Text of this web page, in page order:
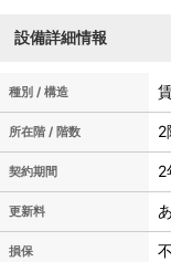
設備詳細情報
種別 / 構造
所在階 / 階数 2
契約期間 2
更新料
損保